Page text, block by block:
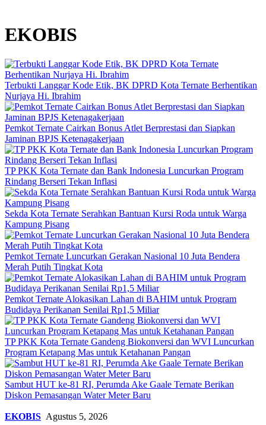
EKOBIS
Terbukti Langgar Kode Etik, BK DPRD Kota Ternate Berhentikan
Nurjaya Hi. Ibrahim
Pemkot Ternate Cairkan Bonus Atlet Berprestasi dan Siapkan
Jaminan BPJS Ketenagakerjaan
TP PKK Kota Ternate dan Bank Indonesia Luncurkan Program
Rindang Berseri Tekan Inflasi
Sekda Kota Ternate Serahkan Bantuan Kursi Roda untuk Warga
Kampung Pisang
Pemkot Ternate Luncurkan Gerakan Nasional 10 Juta Bendera
Merah Putih Tingkat Kota
Pemkot Ternate Alokasikan Lahan di BAHIM untuk Program
Budidaya Perikanan Senilai Rp1,5 Miliar
TP PKK Kota Ternate Gandeng Biokonversi dan WVI Luncurkan
Program Ketapang Mas untuk Ketahanan Pangan
Sambut HUT ke-81 RI, Perumda Ake Gaale Ternate Berikan
Diskon Pemasangan Water Meter Baru
EKOBIS Agustus 5, 2026